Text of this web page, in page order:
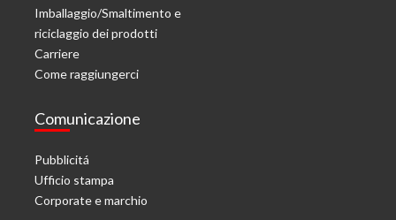
Imballaggio/Smaltimento e
riciclaggio dei prodotti
Carriere
Come raggiungerci
Comunicazione
Pubblicitá
Ufficio stampa
Corporate e marchio